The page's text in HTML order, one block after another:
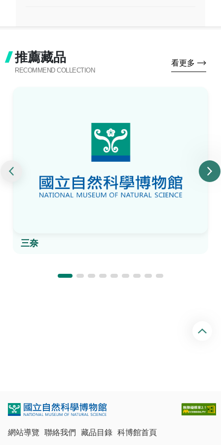
推薦藏品
RECOMMEND COLLECTION
看更多
三奈
網站導覽 聯絡我們 藏品目錄 科博館首頁
回
頂
端